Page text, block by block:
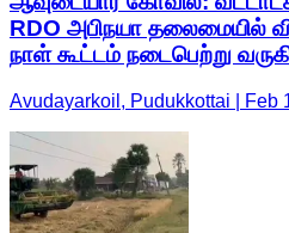
RDO அபிநயா தலைமையில்
நாள் கூட்டம் நடைபெற்று
Avudayarkoil, Pudukkottai | Feb